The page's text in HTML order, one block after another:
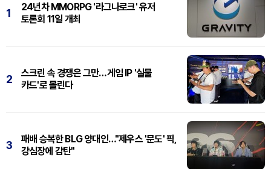
1
24년차 MMORPG '라그나로크' 유저
토론회 11일 개최
2
스크린 속 경쟁은 그만…게임 IP '실물
카드'로 몰린다
3
패배 승복한 BLG 양대인…"제우스 '문도' 픽,
강심장에 감탄"